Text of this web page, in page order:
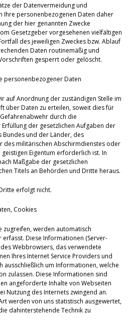
der Datenvermeidung und
Ihre personenbezogenen Daten daher
der hier genannten Zwecke
Gesetzgeber vorgesehenen vielfältigen
des jeweiligen Zweckes bzw. Ablauf
Daten routinemäßig und
gesperrt oder gelöscht.
personenbezogener Daten
auf Anordnung der zuständigen Stelle im
über Daten zu erteilen, soweit dies für
durch die
der gesetzlichen Aufgaben der
und der Länder, des
des militärischen Abschirmdienstes oder
Eigentum erforderlich ist. In
Maßgabe der gesetzlichen
Titels an Behörden und Dritte heraus.
erfolgt nicht.
Cookies
zugreifen, werden automatisch
Diese Informationen (Server-
Webbrowsers, das verwendete
Ihres Internet Service Providers und
ausschließlich um Informationen, welche
zulassen. Diese Informationen sind
angeforderte Inhalte von Webseiten
Nutzung des Internets zwingend an.
werden von uns statistisch ausgewertet,
dahinterstehende Technik zu